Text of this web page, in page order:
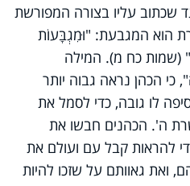
שכתוב עליו בצורה המפורשת
הוא המגבעת: "וּמִגְבָּעוֹת
(שמות כח מ). המילה
הכהן נראה גבוה יותר
לו גובה, כדי לסמל את
ה'. הכהנים חבשו את
להראות קבל עם ועולם את
ואת גאוותם על שזכו להיות